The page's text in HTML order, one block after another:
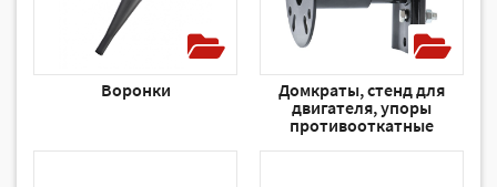
Воронки
Домкраты, стенд для
двигателя, упоры
противооткатные